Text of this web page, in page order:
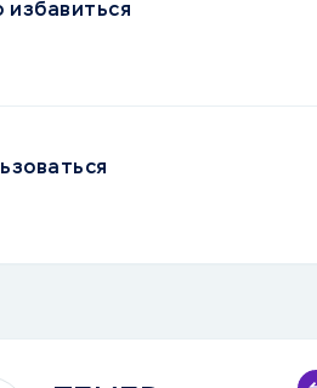
избавиться